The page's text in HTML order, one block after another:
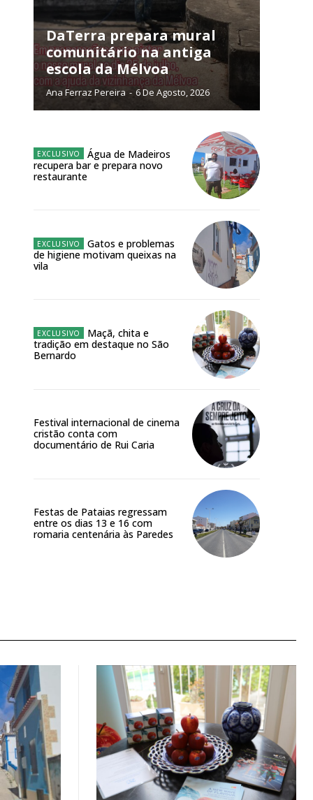
ANUAL
Exclusivos para
DaTerra prepara mural
comunitário na antiga
escola da Mélvoa
Ana Ferraz Pereira - 6 De Agosto, 2026
Água de Madeiros
recupera bar e prepara novo
restaurante
Gatos e problemas
de higiene motivam queixas na
vila
Maçã, chita e
tradição em destaque no São
Bernardo
Festival internacional de cinema
cristão conta com
documentário de Rui Caria
Festas de Pataias regressam
entre os dias 13 e 16 com
romaria centenária às Paredes